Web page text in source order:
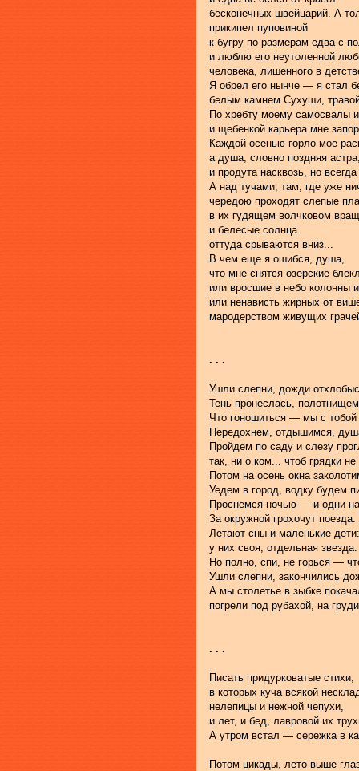
бесконечных швейцарий. А
прикипел пуповиной
к бугру по размерам едва с
и люблю его неутоленной
человека, лишенного в
Я обрел его нынче — я стал
белым камнем Сухуши,
По хребту моему самосвалы
и щебенкой карьера мне
Каждой осенью горло мое
а душа, словно поздняя
и продута насквозь, но
А над тучами, там, где уже
чередою проходят слепые
в их гудящем волчковом
и белесые солнца
оттуда срываются вниз...
В чем еще я ошибся, душа,
что мне снятся озерские
или вросшие в небо колонны
или ненависть жирных от
мародерством живущих
. . .
Ушли слепни, дожди
Тень пронеслась,
Что гоношиться — мы с тобой
Передохнем, отдышимся,
Пройдем по саду и слезу
так, ни о ком... чтоб грядки не
Потом на осень окна
Уедем в город, водку будем
Проснемся ночью — и одни
За окружной грохочут поезда.
Летают сны и маленькие дети:
у них своя, отдельная звезда.
Но полно, спи, не горься —
Ушли слепни, закончились
А мы столетье в зыбке
погрели под рубахой, на
. . .
Писать придурковатые стихи,
в которых куча всякой
нелепицы и нежной чепухи,
и лет, и бед, лавровой их
А утром встал — сережка в
Потом цикады, лето выше